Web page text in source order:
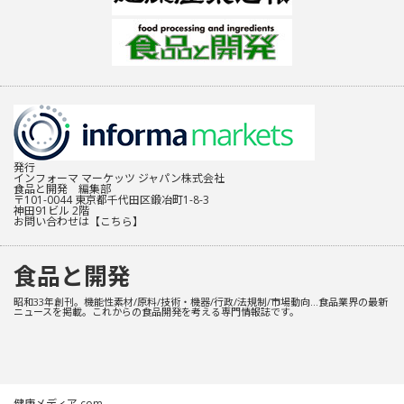
発行
インフォーマ マーケッツ ジャパン株式会社
食品と開発 編集部
〒101-0044 東京都千代田区鍛冶町1-8-3
神田91ビル 2階
お問い合わせは 【こちら】
食品と開発
昭和33年創刊。機能性素材/原料/技術・機器/行政/法規制/市場動向…食品業界の最新
ニュースを掲載。これからの食品開発を考える専門情報誌です。